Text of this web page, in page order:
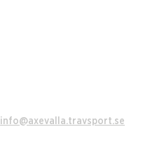
info@axevalla.travsport.se